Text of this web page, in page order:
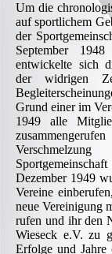
Um die
auf sportlichem
der
September
entwickelte sich
der widrigen
Grund einer im
1949 alle
Dezember 1949
Vereine
neue Vereinigung
rufen und ihr den
Wieseck e.V. zu
Erfolge und Jahre